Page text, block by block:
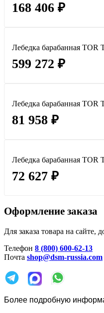
168 406 ₽
Лебедка барабанная TOR
599 272 ₽
Лебедка барабанная TOR
81 958 ₽
Лебедка барабанная TOR
72 627 ₽
Оформление заказа
Для заказа товара на
Телефон 8 (800) 600-62-13
Почта shop@dsm-russia.com
Более подробную